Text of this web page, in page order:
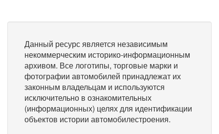
Данный ресурс является независимым
некоммерческим историко-информационным
архивом. Все логотипы, торговые марки и
фотографии автомобилей принадлежат их
законным владельцам и используются
исключительно в ознакомительных
(информационных) целях для идентификации
объектов истории автомобилестроения.